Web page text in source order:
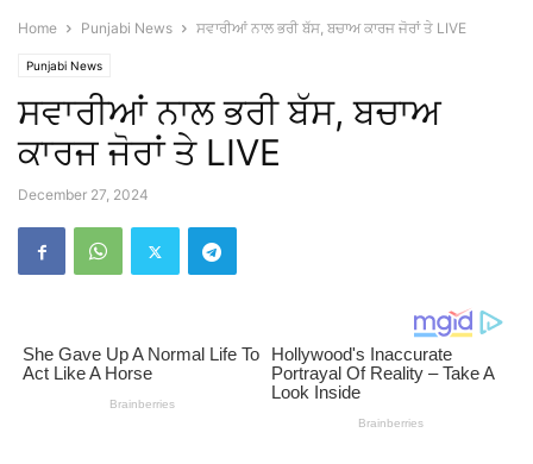
Home Punjabi News ਸਵਾਰੀਆਂ ਨਾਲ ਭਰੀ ਬੱਸ, ਬਚਾਅ ਕਾਰਜ ਜੋਰਾਂ ਤੇ LIVE
Punjabi News
ਸਵਾਰੀਆਂ ਨਾਲ ਭਰੀ ਬੱਸ, ਬਚਾਅ
ਕਾਰਜ ਜੋਰਾਂ ਤੇ LIVE
December 27, 2024